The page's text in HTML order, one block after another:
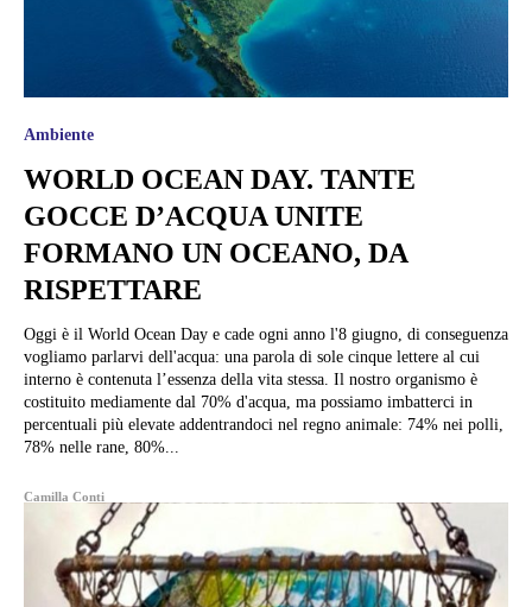
Ambiente
WORLD OCEAN DAY. TANTE
GOCCE D’ACQUA UNITE
FORMANO UN OCEANO, DA
RISPETTARE
Oggi è il World Ocean Day e cade ogni anno l'8 giugno, di conseguenza
vogliamo parlarvi dell'acqua: una parola di sole cinque lettere al cui
interno è contenuta l’essenza della vita stessa. Il nostro organismo è
costituito mediamente dal 70% d'acqua, ma possiamo imbatterci in
percentuali più elevate addentrandoci nel regno animale: 74% nei polli,
78% nelle rane, 80%...
Camilla Conti